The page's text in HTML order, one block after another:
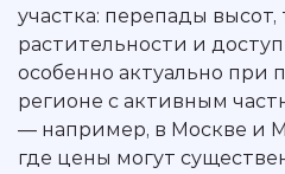
участка: перепады
растительности и
особенно актуально при
регионе с активным
— например, в Москве и
где цены могут